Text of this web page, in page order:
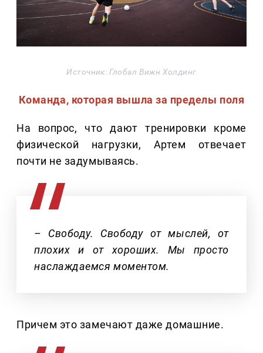
Источник: Глобал Вижн Холдинг
Команда, которая вышла за пределы поля
На вопрос, что дают тренировки кроме
физической нагрузки, Артем отвечает
почти не задумываясь.
– Свободу. Свободу от мыслей, от
плохих и от хороших. Мы просто
наслаждаемся моментом.
Причем это замечают даже домашние.